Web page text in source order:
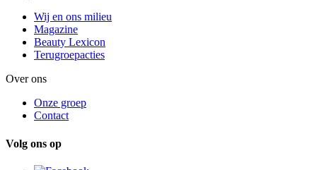
Wij en ons milieu
Magazine
Beauty Lexicon
Terugroepacties
Over ons
Onze groep
Contact
Volg ons op